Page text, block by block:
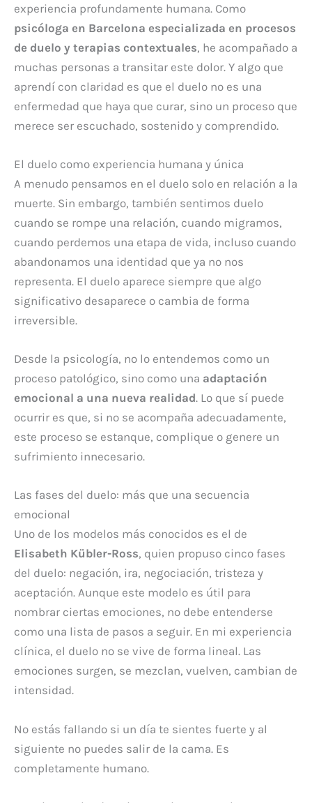
experiencia profundamente humana. Como
psicóloga en Barcelona especializada en procesos
de duelo y terapias contextuales, he acompañado a
muchas personas a transitar este dolor. Y algo que
aprendí con claridad es que el duelo no es una
enfermedad que haya que curar, sino un proceso que
merece ser escuchado, sostenido y comprendido.
El duelo como experiencia humana y única
A menudo pensamos en el duelo solo en relación a la
muerte. Sin embargo, también sentimos duelo
cuando se rompe una relación, cuando migramos,
cuando perdemos una etapa de vida, incluso cuando
abandonamos una identidad que ya no nos
representa. El duelo aparece siempre que algo
significativo desaparece o cambia de forma
irreversible.
Desde la psicología, no lo entendemos como un
proceso patológico, sino como una adaptación
emocional a una nueva realidad. Lo que sí puede
ocurrir es que, si no se acompaña adecuadamente,
este proceso se estanque, complique o genere un
sufrimiento innecesario.
Las fases del duelo: más que una secuencia
emocional
Uno de los modelos más conocidos es el de
Elisabeth Kübler-Ross, quien propuso cinco fases
del duelo: negación, ira, negociación, tristeza y
aceptación. Aunque este modelo es útil para
nombrar ciertas emociones, no debe entenderse
como una lista de pasos a seguir. En mi experiencia
clínica, el duelo no se vive de forma lineal. Las
emociones surgen, se mezclan, vuelven, cambian de
intensidad.
No estás fallando si un día te sientes fuerte y al
siguiente no puedes salir de la cama. Es
completamente humano.